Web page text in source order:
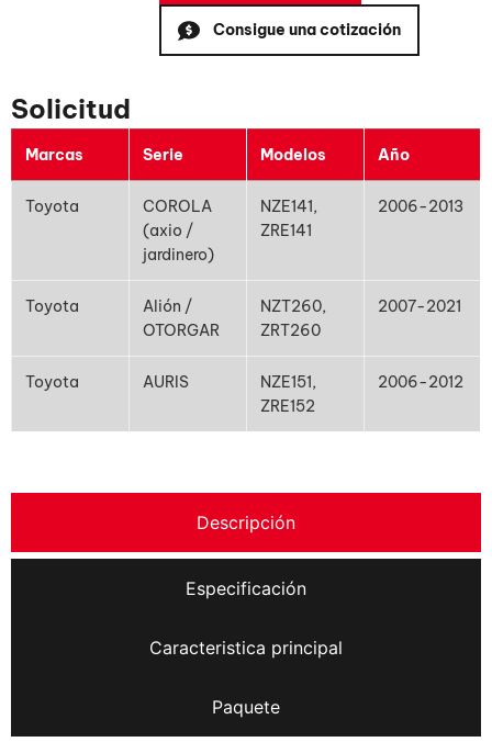
Consigue una cotización
Solicitud
Marcas Serie Modelos Año
Toyota
COROLA
(axio /
jardinero)
NZE141,
ZRE141
2006-2013
Toyota
Alión /
OTORGAR
NZT260,
ZRT260
2007-2021
Toyota AURIS
NZE151,
ZRE152
2006-2012
Descripción
Especificación
Caracteristica principal
Paquete